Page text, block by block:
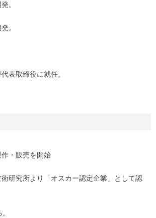
。
。
表取締役に就任。
・販売を開始
術研究所より「オスカー認定企業」として認